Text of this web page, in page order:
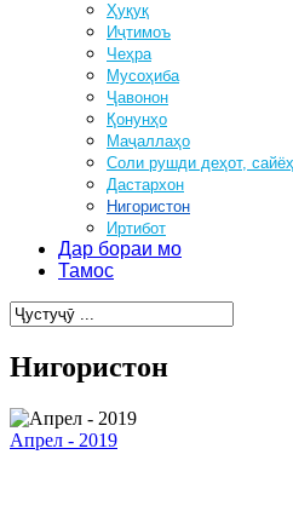
Ҳуқуқ
Иҷтимоъ
Чеҳра
Мусоҳиба
Ҷавонон
Қонунҳо
Маҷаллаҳо
Соли рушди деҳот,
Дастархон
Нигористон
Иртибот
Дар бораи мо
Тамос
Нигористон
Апрел - 2019